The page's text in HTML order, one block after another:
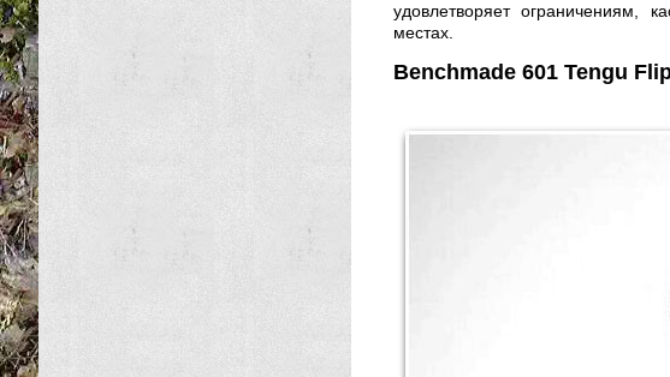
удовлетворяет
местах.
Benchmade 601 Tengu